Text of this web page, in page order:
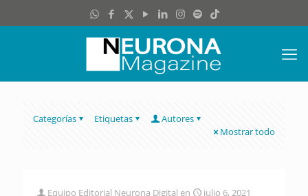
Categorías Etiquetas
Autores
Mostrar todo
Equipo Editorial Neurona Digital en
julio 6, 2021